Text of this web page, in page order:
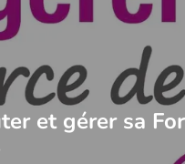
et gérer sa